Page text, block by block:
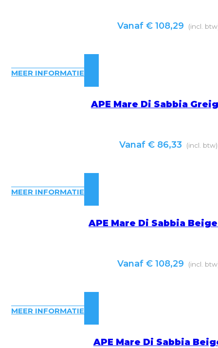
Vanaf €108,29 (incl.
MEER INFORMATIE
APE Mare Di Sabbia
Vanaf €86,33 (incl. btw)
MEER INFORMATIE
APE Mare Di Sabbia
Vanaf €108,29 (incl.
MEER INFORMATIE
APE Mare Di Sabbia